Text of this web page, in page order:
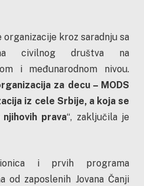
organizacije kroz saradnju sa
civilnog društva na
i međunarodnom nivou.
za decu – MODS
iz cele Srbije, a koja se
prava“, zaključila je
i prvih programa
od zaposlenih Jovana Čanji